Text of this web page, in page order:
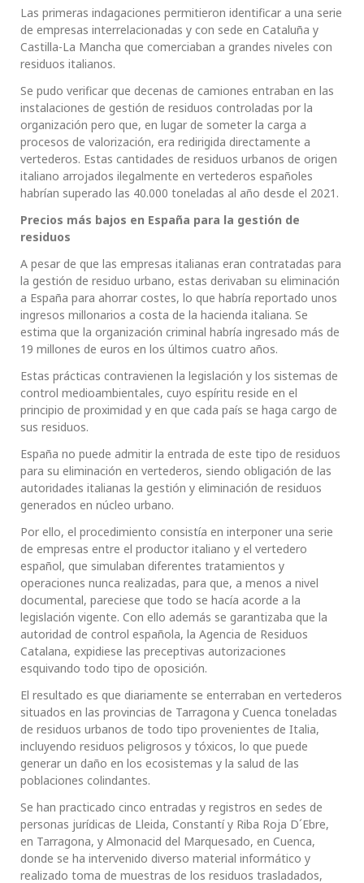
Las primeras indagaciones permitieron identificar a una serie
de empresas interrelacionadas y con sede en Cataluña y
Castilla-La Mancha que comerciaban a grandes niveles con
residuos italianos.
Se pudo verificar que decenas de camiones entraban en las
instalaciones de gestión de residuos controladas por la
organización pero que, en lugar de someter la carga a
procesos de valorización, era redirigida directamente a
vertederos. Estas cantidades de residuos urbanos de origen
italiano arrojados ilegalmente en vertederos españoles
habrían superado las 40.000 toneladas al año desde el 2021.
Precios más bajos en España para la gestión de
residuos
A pesar de que las empresas italianas eran contratadas para
la gestión de residuo urbano, estas derivaban su eliminación
a España para ahorrar costes, lo que habría reportado unos
ingresos millonarios a costa de la hacienda italiana. Se
estima que la organización criminal habría ingresado más de
19 millones de euros en los últimos cuatro años.
Estas prácticas contravienen la legislación y los sistemas de
control medioambientales, cuyo espíritu reside en el
principio de proximidad y en que cada país se haga cargo de
sus residuos.
España no puede admitir la entrada de este tipo de residuos
para su eliminación en vertederos, siendo obligación de las
autoridades italianas la gestión y eliminación de residuos
generados en núcleo urbano.
Por ello, el procedimiento consistía en interponer una serie
de empresas entre el productor italiano y el vertedero
español, que simulaban diferentes tratamientos y
operaciones nunca realizadas, para que, a menos a nivel
documental, pareciese que todo se hacía acorde a la
legislación vigente. Con ello además se garantizaba que la
autoridad de control española, la Agencia de Residuos
Catalana, expidiese las preceptivas autorizaciones
esquivando todo tipo de oposición.
El resultado es que diariamente se enterraban en vertederos
situados en las provincias de Tarragona y Cuenca toneladas
de residuos urbanos de todo tipo provenientes de Italia,
incluyendo residuos peligrosos y tóxicos, lo que puede
generar un daño en los ecosistemas y la salud de las
poblaciones colindantes.
Se han practicado cinco entradas y registros en sedes de
personas jurídicas de Lleida, Constantí y Riba Roja D´Ebre,
en Tarragona, y Almonacid del Marquesado, en Cuenca,
donde se ha intervenido diverso material informático y
realizado toma de muestras de los residuos trasladados,